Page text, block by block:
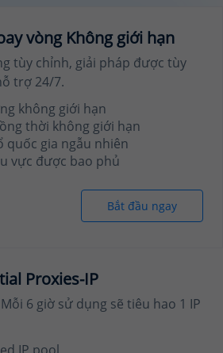
vòng Không giới hạn
tùy chỉnh, giải pháp được tùy
trợ 24/7.
không giới hạn
thời không giới hạn
quốc gia ngẫu nhiên
vực được bao phủ
Bắt đầu ngay
Proxies-IP
Mỗi 6 giờ sử dụng sẽ tiêu hao 1 IP